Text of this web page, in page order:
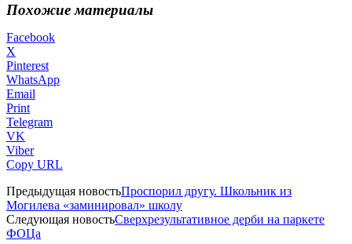
Похожие материалы
Facebook
X
Pinterest
WhatsApp
Email
Print
Telegram
VK
Viber
Copy URL
Предыдущая новостьПроспорил другу. Школьник из
Могилева «заминировал» школу
Следующая новостьСверхрезультативное дерби на паркете
ФОЦа